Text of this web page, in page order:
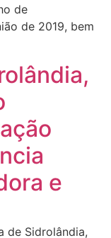
de
de 2019, bem
e
de Sidrolândia,